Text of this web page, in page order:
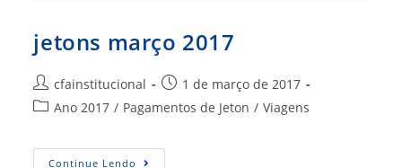
jetons março 2017
Autor
do
cfainstitucional
Post
publicado:
1 de março de 2017
Categoria
post:
Ano 2017 / Pagamentos de Jeton / Viagens
Continue Lendo Jetons